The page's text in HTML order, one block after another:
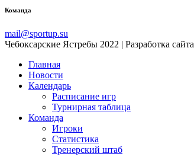
Команда
mail@sportup.su
Чебоксарские Ястребы 2022 | Разработка сайта
Главная
Новости
Календарь
Расписание игр
Турнирная таблица
Команда
Игроки
Статистика
Тренерский штаб